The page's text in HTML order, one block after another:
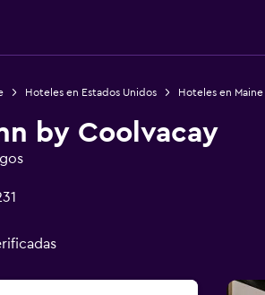
Hoteles en Estados Unidos Hoteles en Maine
by Coolvacay